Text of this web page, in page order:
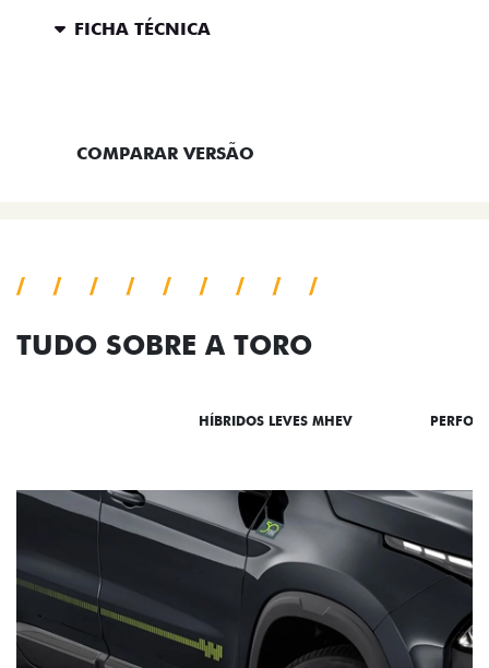
FICHA TÉCNICA
COMPARAR VERSÃO
TUDO SOBRE A TORO
HÍBRIDOS LEVES MHEV